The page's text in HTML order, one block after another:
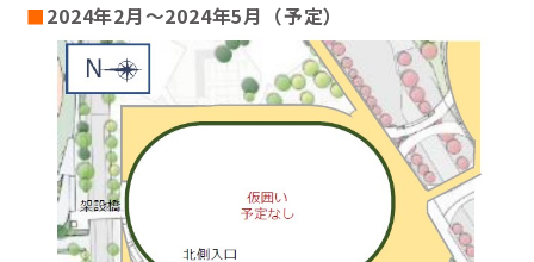
■2024年2月～2024年5月（予定）